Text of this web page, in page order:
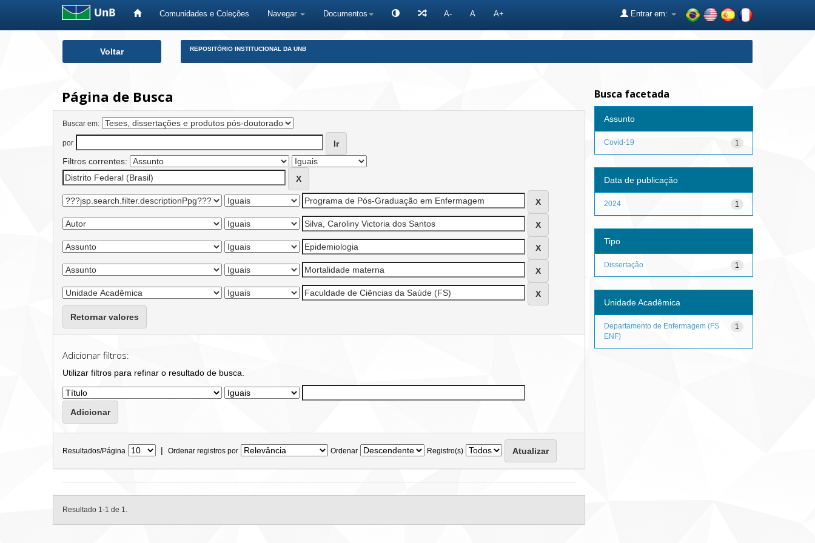
Comunidades e Coleções Navegar Documentos A- A A+ Entrar em:
Voltar REPOSITÓRIO INSTITUCIONAL DA UNB
Página de Busca
Buscar em:
por
Filtros correntes:
Retornar valores
Adicionar filtros:
Utilizar filtros para refinar o resultado de busca.
Resultados/Página | Ordenar registros por Ordenar Registro(s)
Resultado 1-1 de 1.
Busca facetada
Assunto
1
Covid-19
Data de publicação
1
2024
Tipo
1
Dissertação
Unidade Acadêmica
1
Departamento de Enfermagem (FS
ENF)